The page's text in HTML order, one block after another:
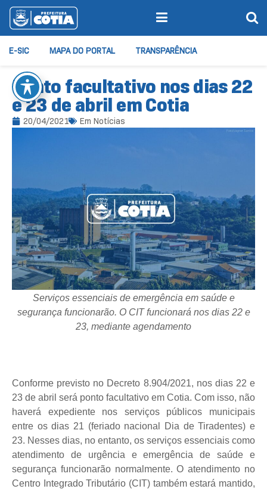
E-SIC MAPA DO PORTAL TRANSPARÊNCIA
Ponto facultativo nos dias 22
e 23 de abril em Cotia
20/04/2021 Em Notícias
Serviços essenciais de emergência em saúde e
segurança funcionarão. O CIT funcionará nos dias 22 e
23, mediante agendamento
Conforme previsto no Decreto 8.904/2021, nos dias 22 e
23 de abril será ponto facultativo em Cotia. Com isso, não
haverá expediente nos serviços públicos municipais
entre os dias 21 (feriado nacional Dia de Tiradentes) e
23. Nesses dias, no entanto, os serviços essenciais como
atendimento de urgência e emergência de saúde e
segurança funcionarão normalmente. O atendimento no
Centro Integrado Tributário (CIT) também estará mantido,